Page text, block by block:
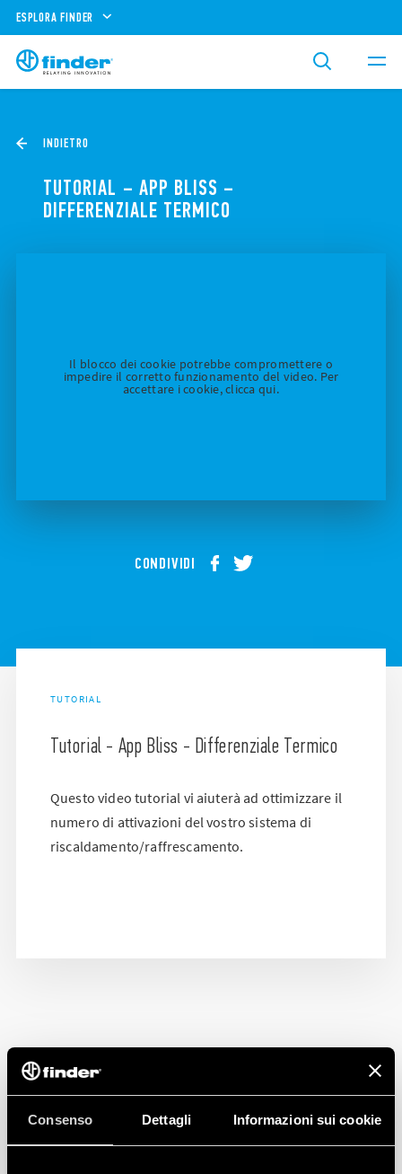
Consenso Dettagli Informazioni sui cookie
ESPLORA FINDER
INDIETRO
TUTORIAL – APP BLISS –
DIFFERENZIALE TERMICO
Il blocco dei cookie potrebbe compromettere o
impedire il corretto funzionamento del video. Per
accettare i cookie, clicca qui.
CONDIVIDI
TUTORIAL
Tutorial - App Bliss - Differenziale Termico
Questo video tutorial vi aiuterà ad ottimizzare il
numero di attivazioni del vostro sistema di
riscaldamento/raffrescamento.